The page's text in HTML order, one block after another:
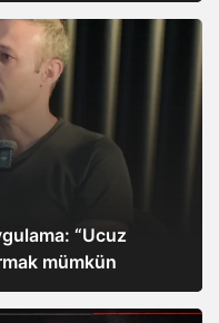
“Ucuz
mümkün